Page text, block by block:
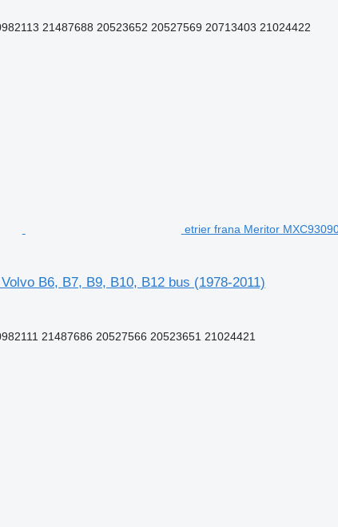
21487688 20523652 20527569 20713403 21024422
etrier frana Meritor
B6, B7, B9, B10, B12 bus (1978-2011)
21487686 20527566 20523651 21024421